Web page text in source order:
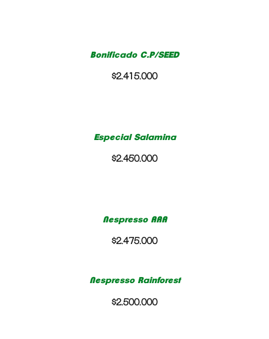
Bonificado C.P/SEED
$2.415.000
Especial Salamina
$2.450.000
Nespresso AAA
$2.475.000
Nespresso Rainforest
$2.500.000